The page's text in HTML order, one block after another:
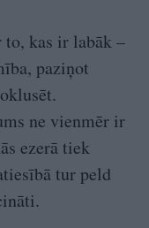
kas ir labāk –
paziņot
ne vienmēr ir
ezerā tiek
tur peld